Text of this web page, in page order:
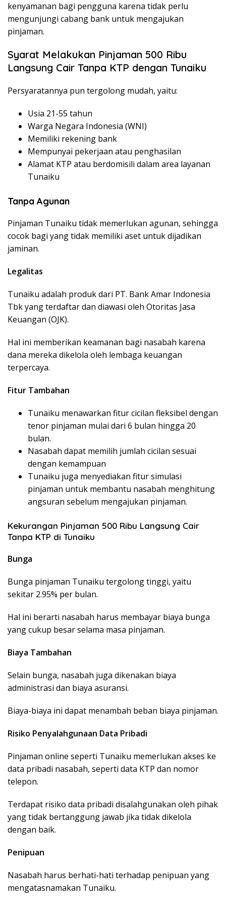
kenyamanan bagi pengguna karena tidak perlu
mengunjungi cabang bank untuk mengajukan
pinjaman.
Syarat Melakukan Pinjaman 500 Ribu
Langsung Cair Tanpa KTP dengan Tunaiku
Persyaratannya pun tergolong mudah, yaitu:
Usia 21-55 tahun
Warga Negara Indonesia (WNI)
Memiliki rekening bank
Mempunyai pekerjaan atau penghasilan
Alamat KTP atau berdomisili dalam area layanan
Tunaiku
Tanpa Agunan
Pinjaman Tunaiku tidak memerlukan agunan, sehingga
cocok bagi yang tidak memiliki aset untuk dijadikan
jaminan.
Legalitas
Tunaiku adalah produk dari PT. Bank Amar Indonesia
Tbk yang terdaftar dan diawasi oleh Otoritas Jasa
Keuangan (OJK).
Hal ini memberikan keamanan bagi nasabah karena
dana mereka dikelola oleh lembaga keuangan
terpercaya.
Fitur Tambahan
Tunaiku menawarkan fitur cicilan fleksibel dengan
tenor pinjaman mulai dari 6 bulan hingga 20
bulan.
Nasabah dapat memilih jumlah cicilan sesuai
dengan kemampuan
Tunaiku juga menyediakan fitur simulasi
pinjaman untuk membantu nasabah menghitung
angsuran sebelum mengajukan pinjaman.
Kekurangan Pinjaman 500 Ribu Langsung Cair
Tanpa KTP di Tunaiku
Bunga
Bunga pinjaman Tunaiku tergolong tinggi, yaitu
sekitar 2.95% per bulan.
Hal ini berarti nasabah harus membayar biaya bunga
yang cukup besar selama masa pinjaman.
Biaya Tambahan
Selain bunga, nasabah juga dikenakan biaya
administrasi dan biaya asuransi.
Biaya-biaya ini dapat menambah beban biaya pinjaman.
Risiko Penyalahgunaan Data Pribadi
Pinjaman online seperti Tunaiku memerlukan akses ke
data pribadi nasabah, seperti data KTP dan nomor
telepon.
Terdapat risiko data pribadi disalahgunakan oleh pihak
yang tidak bertanggung jawab jika tidak dikelola
dengan baik.
Penipuan
Nasabah harus berhati-hati terhadap penipuan yang
mengatasnamakan Tunaiku.